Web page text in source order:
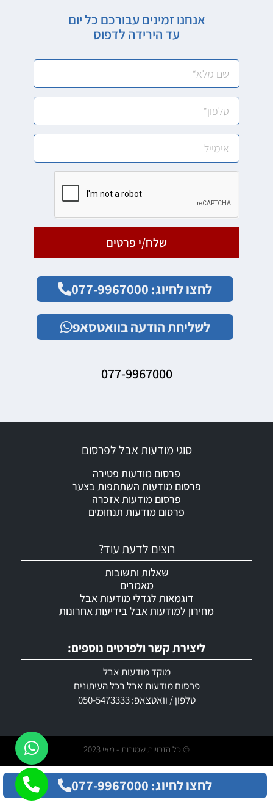
אנחנו זמינים עבורכם כל יום
עד הירידה לדפוס
שלח/י פרטים
לחצו לחיוג: 077-9967000
לשליחת הודעה בוואטסאפ
077-9967000
ליצירת קשר ולפרטים נוספים:
מוקד מודעות אבל
פרסום מודעות אבל בכל העיתונים
טלפון / וואטצאפ: 050-5473333
רוצים לדעת עוד?
שאלות ותשובות
מאמרים
דוגמאות לגדלי מודעות אבל
מחירון למודעות אבל בידיעות אחרונות
סוגי מודעות אבל לפרסום
פרסום מודעות פטירה
פרסום מודעות השתתפות בצער
פרסום מודעות אזכרה
פרסום מודעות תנחומים
© כל הזכויות שמורות - מאי 2023
לחצו לחיוג: 077-9967000